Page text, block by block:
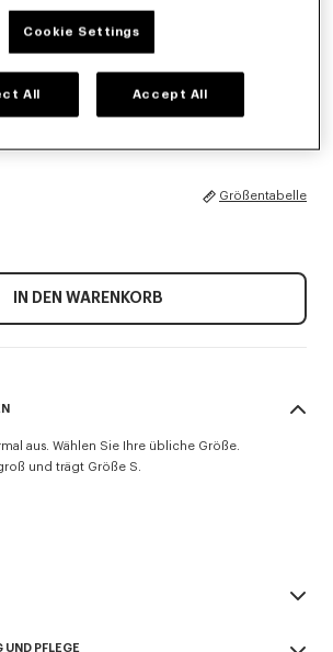
Größentabelle
IN DEN WARENKORB
aus. Wählen Sie Ihre übliche Größe.
und trägt Größe S.
PFLEGE
Cookie Settings
All Accept All